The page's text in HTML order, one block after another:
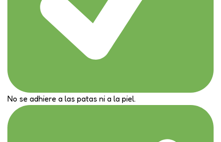
No se adhiere a las patas ni a la piel.